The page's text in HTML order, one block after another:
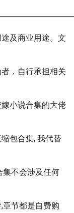
及商业用途。文
，自行承担相关
小说合集的大佬
包合集, 我代替
集不会涉及任何
章节都是自费购